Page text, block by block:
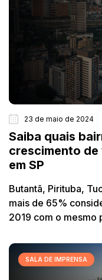
23 de maio de 2024
Saiba quais
crescimento de
em SP
Butantã, Pirituba,
mais de 65%
2019 com o mesmo
SALA DE IMPRENSA